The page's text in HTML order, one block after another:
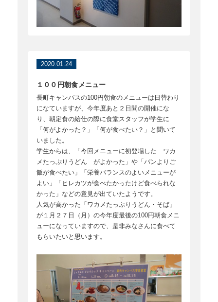
2020.01.24
１００円朝食メニュー
長町キャンパスの100円朝食のメニューは日替わり
になていますが、今年度あと２日間の開催にな
り、朝定食の給仕の際に食堂スタッフが学生に
「何がよかった？」「何が食べたい？」と聞いて
いました。
学生からは、「今回メニューに初登場した ワカ
メたっぷりうどん がよかった」や「パンよりご
飯が食べたい」「栄養バランスのよいメニューが
よい」「ヒレカツが食べたかったけど食べられな
かった」などの意見が出ていたようです。
人気が高かった「ワカメたっぷりうどん・そば」
が１月２７日（月）の今年度最後の100円朝食メニ
ューになっていますので、是非みなさんに食べて
もらいたいと思います。